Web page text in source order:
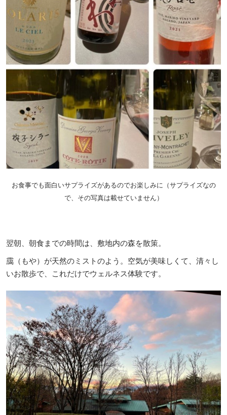
お食事でも面白いサプライズがあるのでお楽しみに（サプライズなの
で、その写真は載せていません）
翌朝、朝食までの時間は、敷地内の森を散策。
靄（もや）が天然のミストのよう。空気が美味しくて、清々し
いお散歩で、これだけでウェルネス体験です。